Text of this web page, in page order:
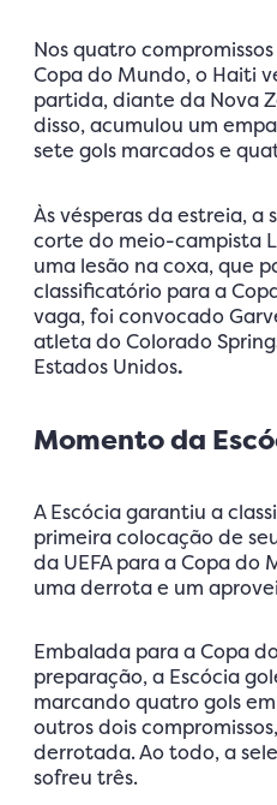
Nos quatro
Copa do Mundo, o Haiti
partida, diante da Nova
disso, acumulou um
sete gols marcados e
Às vésperas da estreia, a
corte do meio-campista
uma lesão na coxa, que
classificatório para a
vaga, foi convocado
atleta do Colorado
Estados Unidos.
Momento da
A Escócia garantiu a
primeira colocação de
da UEFA para a Copa do
uma derrota e um
Embalada para a Copa
preparação, a Escócia
marcando quatro gols
outros dois
derrotada. Ao todo, a
sofreu três.